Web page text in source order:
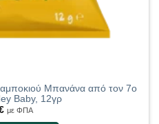
Μπανάνα από τον 7ο
Baby, 12γρ
με ΦΠΑ